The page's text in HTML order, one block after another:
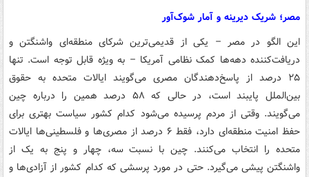
مصر؛ شریک دیرینه و آمار شوک‌آور
این الگو در مصر – یکی از قدیمی‌ترین شرکای منطقه‌ای واشنگتن و
دریافت‌کننده دهه‌ها کمک نظامی آمریکا – به ویژه قابل توجه است. تنها
۲۵ درصد از پاسخ‌دهندگان مصری می‌گویند ایالات متحده به حقوق
بین‌الملل پایبند است، در حالی که ۵۸ درصد همین را درباره چین
می‌گویند. وقتی از مردم پرسیده می‌شود کدام کشور سیاست بهتری برای
حفظ امنیت منطقه‌ای دارد، فقط ۶ درصد از مصری‌ها و فلسطینی‌ها ایالات
متحده را انتخاب می‌کنند. چین با نسبت سه، چهار و پنج به یک از
واشنگتن پیشی می‌گیرد. حتی در مورد پرسشی که کدام کشور از آزادی‌ها و